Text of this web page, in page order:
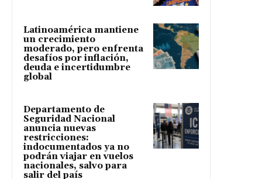
Latinoamérica mantiene
un crecimiento
moderado, pero enfrenta
desafíos por inflación,
deuda e incertidumbre
global
Departamento de
Seguridad Nacional
anuncia nuevas
restricciones:
indocumentados ya no
podrán viajar en vuelos
nacionales, salvo para
salir del país